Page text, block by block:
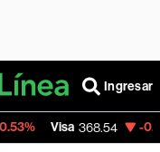
Ingresar
-0.28%